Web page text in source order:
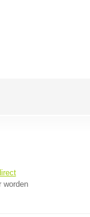
worden